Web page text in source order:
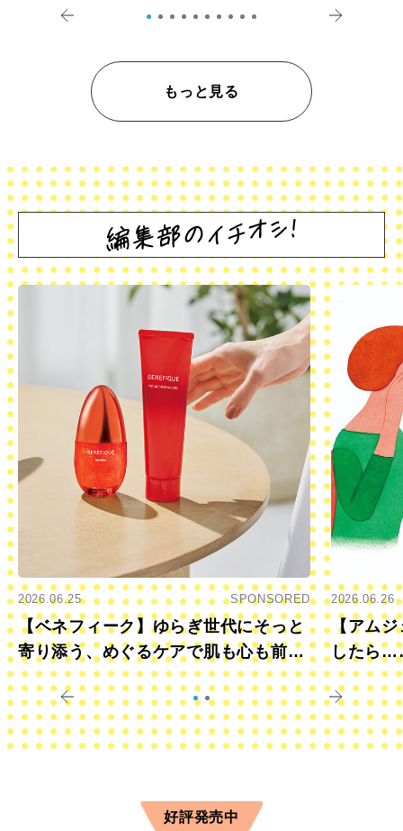
もっと見る
2026.06.25 SPONSORED
【ベネフィーク】ゆらぎ世代にそっと
寄り添う、めぐるケアで肌も心も前向
きに
2026.06.26
【アムジ
したら
すか？
好評発売中